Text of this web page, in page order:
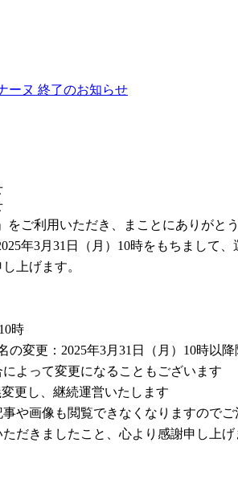
ーヌ 終了のお知らせ
ご利用いただき、まことにありがと
年3月31日（月）10時をもちまして
上げます。
時
変更：2025年3月31日（月）10時以降
よって変更になることもございます
更し、継続運営いたします
や画像も閲覧できなくなりますのでご
だきましたこと、心より感謝申し上げ